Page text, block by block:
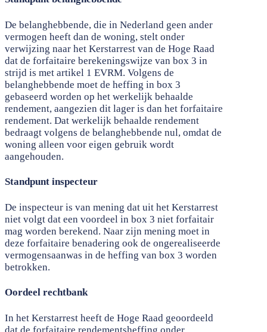
De belanghebbende, die in Nederland geen ander
vermogen heeft dan de woning, stelt onder
verwijzing naar het Kerstarrest van de Hoge Raad
dat de forfaitaire berekeningswijze van box 3 in
strijd is met artikel 1 EVRM. Volgens de
belanghebbende moet de heffing in box 3
gebaseerd worden op het werkelijk behaalde
rendement, aangezien dit lager is dan het forfaitaire
rendement. Dat werkelijk behaalde rendement
bedraagt volgens de belanghebbende nul, omdat de
woning alleen voor eigen gebruik wordt
aangehouden.
Standpunt inspecteur
De inspecteur is van mening dat uit het Kerstarrest
niet volgt dat een voordeel in box 3 niet forfaitair
mag worden berekend. Naar zijn mening moet in
deze forfaitaire benadering ook de ongerealiseerde
vermogensaanwas in de heffing van box 3 worden
betrokken.
Oordeel rechtbank
In het Kerstarrest heeft de Hoge Raad geoordeeld